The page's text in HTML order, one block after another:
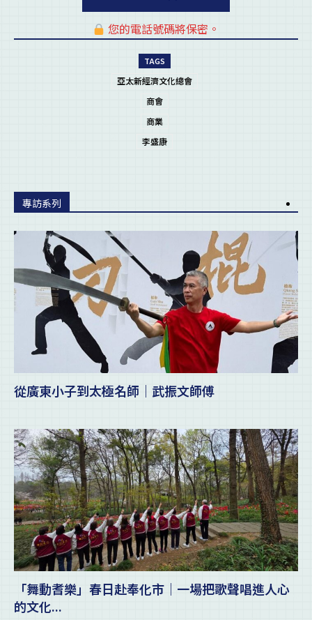
您的電話號碼將保密。
TAGS
亞太新經濟文化總會
商會
商業
李盛康
專訪系列
從廣東小子到太極名師｜武振文師傅
「舞動耆樂」春日赴奉化市｜一場把歌聲唱進人心
的文化...